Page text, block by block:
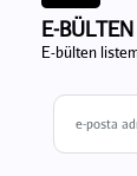
E-
E-bülten